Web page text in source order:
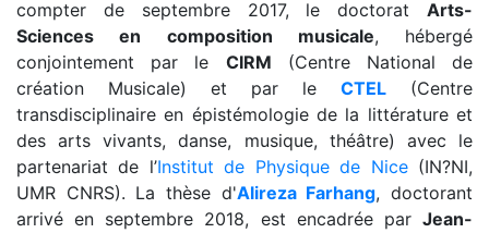
compter de septembre 2017, le doctorat Arts-
Sciences en composition musicale, hébergé
conjointement par le CIRM (Centre National de
création Musicale) et par le CTEL (Centre
transdisciplinaire en épistémologie de la littérature et
des arts vivants, danse, musique, théâtre) avec le
partenariat de l’Institut de Physique de Nice(IN?NI,
UMR CNRS). La thèse d'Alireza Farhang, doctorant
arrivé en septembre 2018, est encadrée par Jean-